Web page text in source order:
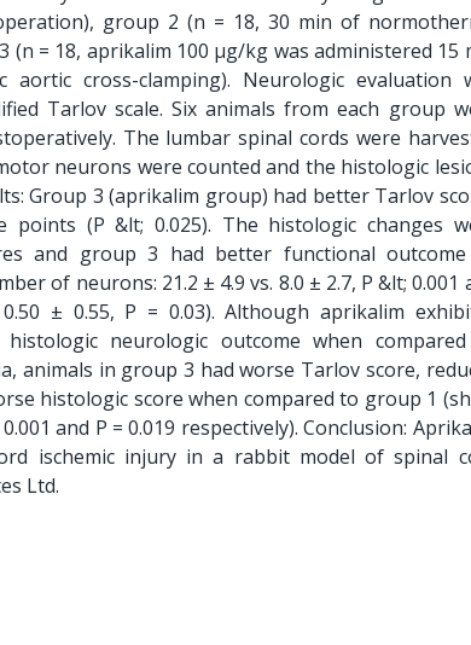
group 2 (n = 18, 30 min of
(n = 18, aprikalim 100 μg/kg was administered 15
cross-clamping). Neurologic evaluation
Tarlov scale. Six animals from each group
The lumbar spinal cords were
neurons were counted and the histologic
Group 3 (aprikalim group) had better Tarlov
(P &lt; 0.025). The histologic changes
and group 3 had better functional
of neurons: 21.2 ± 4.9 vs. 8.0 ± 2.7, P &lt; 0.001
± 0.55, P = 0.03). Although aprikalim
neurologic outcome when
animals in group 3 had worse Tarlov score,
histologic score when compared to group 1
and P = 0.019 respectively). Conclusion:
ischemic injury in a rabbit model of spinal
Ltd.